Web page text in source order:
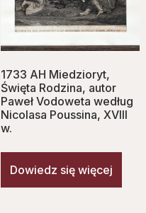
1733 AH Miedzioryt,
Święta Rodzina, autor
Paweł Vodoweta według
Nicolasa Poussina, XVIII
w.
Dowiedz się więcej